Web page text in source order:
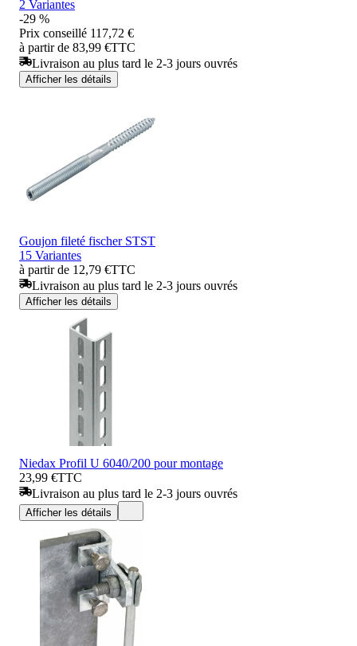
2 Variantes
-29 %
Prix conseillé 117,72 €
à partir de 83,99 €TTC
Livraison au plus tard le 2-3 jours ouvrés
Afficher les détails
Goujon fileté fischer STST
15 Variantes
à partir de 12,79 €TTC
Livraison au plus tard le 2-3 jours ouvrés
Afficher les détails
Niedax Profil U 6040/200 pour montage
23,99 €TTC
Livraison au plus tard le 2-3 jours ouvrés
Afficher les détails